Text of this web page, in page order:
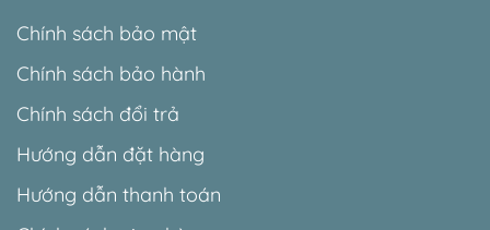
Chính sách bảo mật
Chính sách bảo hành
Chính sách đổi trả
Hướng dẫn đặt hàng
Hướng dẫn thanh toán